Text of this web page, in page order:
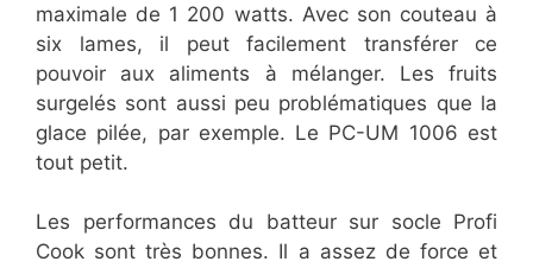
maximale de 1 200 watts. Avec son couteau à
six lames, il peut facilement transférer ce
pouvoir aux aliments à mélanger. Les fruits
surgelés sont aussi peu problématiques que la
glace pilée, par exemple. Le PC-UM 1006 est
tout petit.
Les performances du batteur sur socle Profi
Cook sont très bonnes. Il a assez de force et